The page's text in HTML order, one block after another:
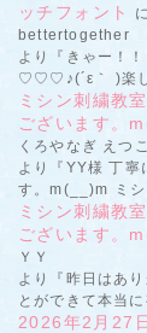
ッチフォント
に
bettertogether
より『きゃー！
♡♡♡♪(´ε｀ )楽
ミシン刺繍教
ございます。
くろやなぎ えつこ
より『YY様 丁寧
す。m(__)m ミ
ミシン刺繍教
ございます。
ＹＹ
より『昨日はあ
とができて本当
2026年2月27